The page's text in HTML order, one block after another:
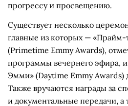
прогрессу и просвещению.
Существует несколько
главные из которых —
(Primetime Emmy Awards),
программы вечернего эфира,
Эмми» (Daytime Emmy Awards)
Также вручаются награды за
и документальные передачи, а